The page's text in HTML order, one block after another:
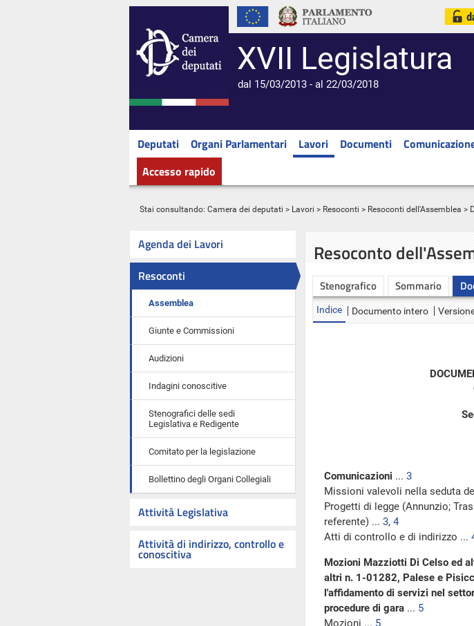
XVII Legislatura
dal 15/03/2013 - al 22/03/2018
Deputati Organi Parlamentari Lavori Documenti
Accesso rapido
Stai consultando: Camera dei deputati > Lavori > Resoconti > Resoconti dell'Assemblea >
Agenda dei Lavori
Resoconti
Assemblea
Giunte e Commissioni
Audizioni
Indagini conoscitive
Stenografici delle sedi
Legislativa e Redigente
Comitato per la legislazione
Bollettino degli Organi Collegiali
Attività Legislativa
Attività di indirizzo, controllo e
conoscitiva
Resoconto
Stenografico Sommario
Indice Documento intero
Comunicazioni ... 3
Missioni valevoli nella seduta
Progetti di legge (Annunzio;
referente) ... 3, 4
Atti di controllo e di indirizzo ...
Mozioni Mazziotti Di Celso ed
altri n. 1-01282, Palese e
l'affidamento di servizi nel
procedure di gara ... 5
Mozioni ... 5